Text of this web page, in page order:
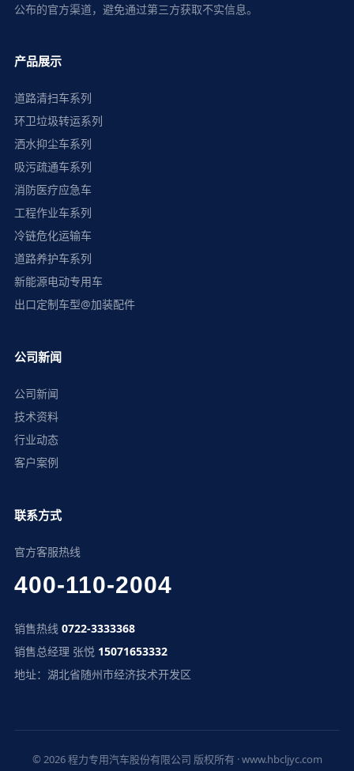
公布的官方渠道，避免通过第三方获取不实信息。
产品展示
道路清扫车系列
环卫垃圾转运系列
洒水抑尘车系列
吸污疏通车系列
消防医疗应急车
工程作业车系列
冷链危化运输车
道路养护车系列
新能源电动专用车
出口定制车型@加装配件
公司新闻
公司新闻
技术资料
行业动态
客户案例
联系方式
官方客服热线
400-110-2004
销售热线 0722-3333368
销售总经理 张悦 15071653332
地址：湖北省随州市经济技术开发区
© 2026 程力专用汽车股份有限公司 版权所有 · www.hbcljyc.com